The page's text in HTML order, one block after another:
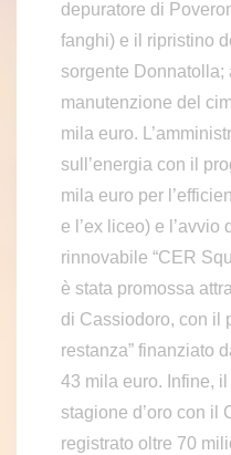
depuratore di
fanghi) e il ripristino
sorgente
manutenzione del
mila euro.
sull’energia con il
mila euro per
e l’ex liceo) e
rinnovabile “CER
è stata promossa
di Cassiodoro, con il
restanza” finanziato
43 mila euro. Infine,
stagione d’oro con il
registrato oltre 70